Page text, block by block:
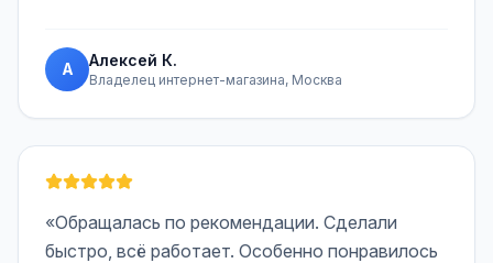
А Алексей К.
Владелец интернет-магазина, Москва
«Обращалась по рекомендации. Сделали
быстро, всё работает. Особенно понравилось